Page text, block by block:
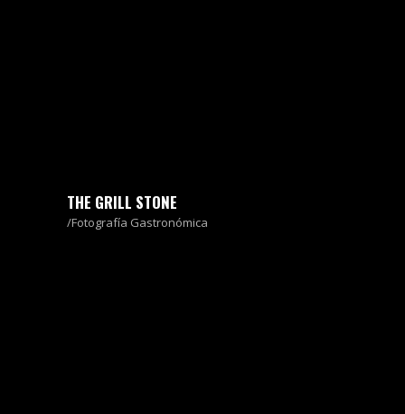
THE GRILL STONE
Fotografía Gastronómica